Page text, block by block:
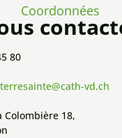
Coordonnées
80
vd.ch
Colombière 18,